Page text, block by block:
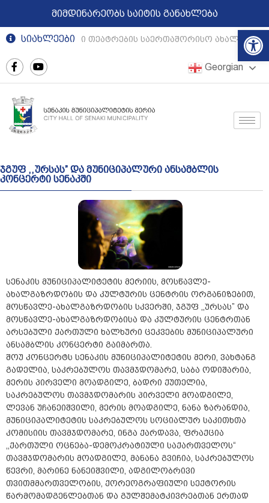
მიმდინარეობს საიტის განახლება
სიახლეები
რეგიონული თეატრების საერთაშორისო
Georgian
ჯგუფ ,,ურსას” და მუნიციპალური ანსამბლის
კონცერტი სენაკში
სენაკის მუნიციპალიტეტის მერიის, მოსწავლე-
ახალგაზრდობის და კულტურის ცენტრის ორგანიზებით,
მოსწავლე-ახალგაზრდობის სკვერში, ჯგუფ ,,ურსას” და
მოსწავლე-ახალგაზრდობისა და კულტურის ცენტრთან
არსებული ქართული ხალხური ცეკვების მუნიციპალური
ანსამბლის კონცერტი გაიმართა.
შოუ კონცერტს სენაკის მუნიციპალიტეტის მერი, ვახტანგ
გადელია, საკრებულოს თავმჯდომარე, საბა ოდიშარია,
მერის პირველი მოადგილე, ბადრი ქუთელია,
საკრებულოს თავმჯდომარის პირველი მოადგილე,
ლევან უჩანეიშვილი, მერის მოადგილე, ნანა ზარანდია,
მუნიციპალიტეტის საკრებულოს სოციალურ საკითხთა
კომისიის თავმჯდომარე, ინგა ქარდავა, ფრაქცია
,,ქართული ოცნება-დემოკრატიული საქართველოს“
თავმჯდომარის მოადგილე, მანანა გვიჩია, საკრებულოს
წევრი, მარინე ნანეიშვილი, ადგილობრივი
თვითმმართველობის, ქორეოგრაფიული სექტორის
წარმომადგენლებთან და გულშემატკივრებთან ერთად